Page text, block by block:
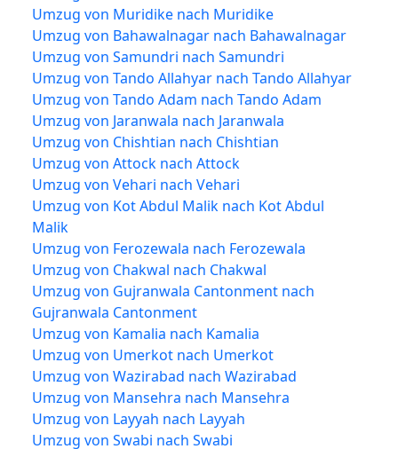
Umzug von Muridike nach Muridike
Umzug von Bahawalnagar nach Bahawalnagar
Umzug von Samundri nach Samundri
Umzug von Tando Allahyar nach Tando Allahyar
Umzug von Tando Adam nach Tando Adam
Umzug von Jaranwala nach Jaranwala
Umzug von Chishtian nach Chishtian
Umzug von Attock nach Attock
Umzug von Vehari nach Vehari
Umzug von Kot Abdul Malik nach Kot Abdul
Malik
Umzug von Ferozewala nach Ferozewala
Umzug von Chakwal nach Chakwal
Umzug von Gujranwala Cantonment nach
Gujranwala Cantonment
Umzug von Kamalia nach Kamalia
Umzug von Umerkot nach Umerkot
Umzug von Wazirabad nach Wazirabad
Umzug von Mansehra nach Mansehra
Umzug von Layyah nach Layyah
Umzug von Swabi nach Swabi